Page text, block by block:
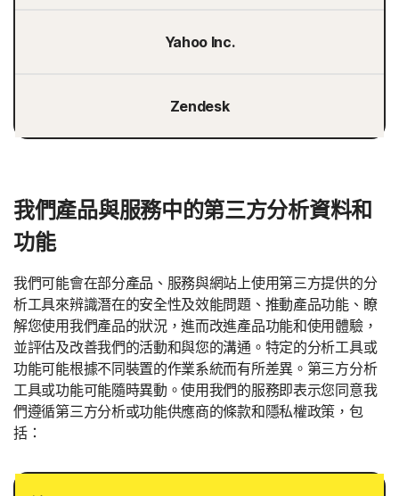
Yahoo Inc.
Zendesk
我們產品與服務中的第三方分析資料和
功能
我們可能會在部分產品、服務與網站上使用第三方提供的分
析工具來辨識潛在的安全性及效能問題、推動產品功能、瞭
解您使用我們產品的狀況，進而改進產品功能和使用體驗，
並評估及改善我們的活動和與您的溝通。特定的分析工具或
功能可能根據不同裝置的作業系統而有所差異。第三方分析
工具或功能可能隨時異動。使用我們的服務即表示您同意我
們遵循第三方分析或功能供應商的條款和隱私權政策，包
括：